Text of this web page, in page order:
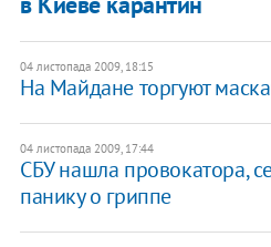
04 листопада 2009, 18:15
На Майдане торгуют
04 листопада 2009, 17:44
СБУ нашла провокатора,
панику о гриппе